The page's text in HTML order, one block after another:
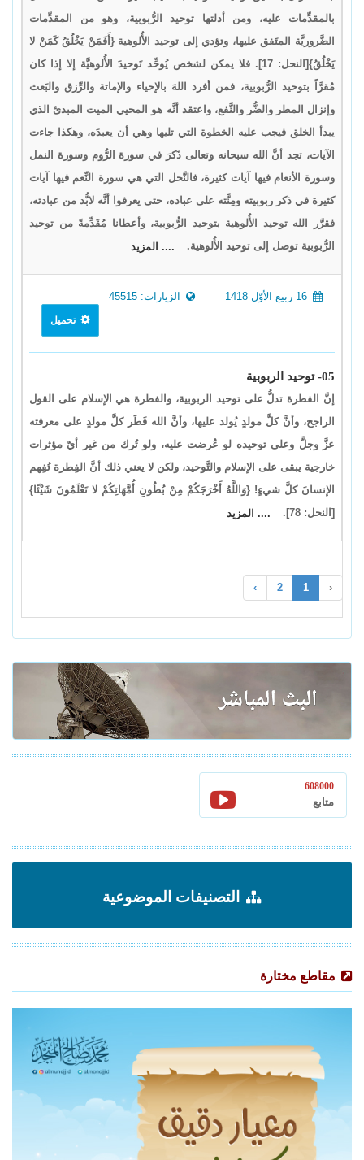
بالمقدِّمات عليه، ومن أدلتها توحيد الرُّبوبية، وهو من المقدِّمات
الضَّروريَّة المتَفق عليها، وتؤدي إلى توحيد الأُلوهية {أَفَمَنْ يَخْلُقُ كَمَنْ لا
يَخْلُقُ}[النحل: 17]. فلا يمكن لشخص يُوحِّد تَوحيدَ الأُلوهيَّة إلا إذا كان
مُقرَّاً بتوحيد الرُّبوبية، فمن أفرد اللهَ بالإحياء والإماتة والرِّزق والبَعث
وإنزال المطر والضُّر والنَّفع، واعتقد أنَّه هو المحيي الميت المبدئ الذي
يبدأ الخلق فيجب عليه الخطوة التي تليها وهي أن يعبدَه، وهكذا جاءت
الآيات، تجد أنَّ الله سبحانه وتعالى ذَكرَ في سورة الرُّوم وسورة النمل
وسورة الأنعام فيها آيات كثيرة، فالنَّحل التي هي سورة النِّعم فيها آيات
كثيرة في ذكر ربوبيته ومِنَّته على عباده، حتى يعرفوا أنَّه لابُّد من عبادته،
فقرَّر الله توحيد الأُلوهية بتوحيد الرُّبوبية، وأعطانا مُقَدِّمةً من توحيد
الرُّبوبية توصل إلى توحيد الأُلوهية.
.... المزيد
الزيارات: 45515
تحميل
05- توحيد الربوبية
إنَّ الفطرة تدلُّ على توحيد الربوبية، والفطرة هي الإسلام على القول
الراجح، وأنَّ كلَّ مولدٍ يُولد عليها، وأنَّ الله فَطَر كلَّ مولدٍ على معرفته
عزَّ وجلَّ وعلى توحيده لو عُرضت عليه، ولو تُرك من غير أيّ مؤثرات
خارجية يبقى على الإسلام والتَّوحيد، ولكن لا يعني ذلك أنَّ الفِطرة تُفِهم
الإنسانَ كلَّ شيءٍ! {وَاللَّهُ أَخْرَجَكُمْ مِنْ بُطُونِ أُمَّهَاتِكُمْ لا تَعْلَمُونَ شَيْئًا}
[النحل: 78].
.... المزيد
‹
1
2
›
608000
متابع
التصنيفات الموضوعية
مقاطع مختارة